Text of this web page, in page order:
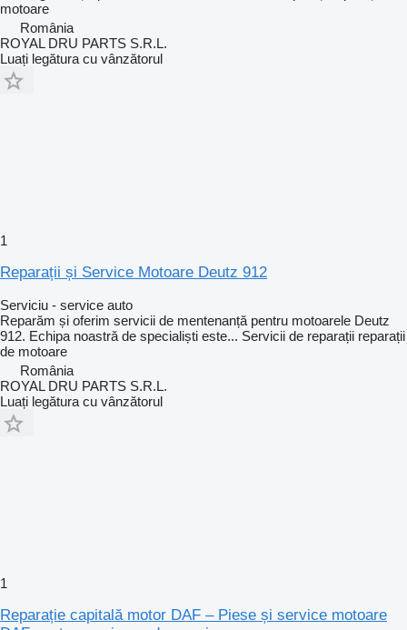
motoare
România
ROYAL DRU PARTS S.R.L.
Luați legătura cu vânzătorul
1
Reparații și Service Motoare Deutz 912
Serviciu - service auto
Reparăm și oferim servicii de mentenanță pentru motoarele Deutz
912. Echipa noastră de specialiști este... Servicii de reparații reparații
de motoare
România
ROYAL DRU PARTS S.R.L.
Luați legătura cu vânzătorul
1
Reparație capitală motor DAF – Piese și service motoare